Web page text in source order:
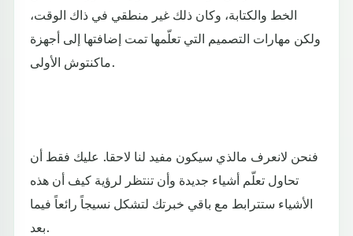
الخط والكتابة، وكان ذلك غير منطقي في ذاك الوقت،
ولكن مهارات التصميم التي تعلّمها تمت إضافتها إلى أجهزة
ماكنتوش الأولى.
فنحن لانعرف مالذي سيكون مفيد لنا لاحقا. عليك فقط أن
تحاول تعلّم أشياء جديدة وأن تنتظر لرؤية كيف أن هذه
الأشياء ستترابط مع باقي خبرتك لتشكل نسيجاً رائعاً فيما
بعد.